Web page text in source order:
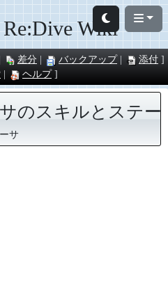
Wiki
差分 バックアップ
添付
ヘルプ
スキルとステー
サ